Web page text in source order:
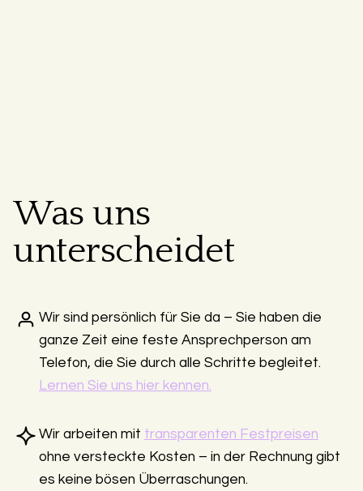
Was uns
unterscheidet
Wir sind persönlich für Sie da – Sie haben die
ganze Zeit eine feste Ansprechperson am
Telefon, die Sie durch alle Schritte begleitet.
Lernen Sie uns hier kennen.
Wir arbeiten mit transparenten Festpreisen
ohne versteckte Kosten – in der Rechnung gibt
es keine bösen Überraschungen.